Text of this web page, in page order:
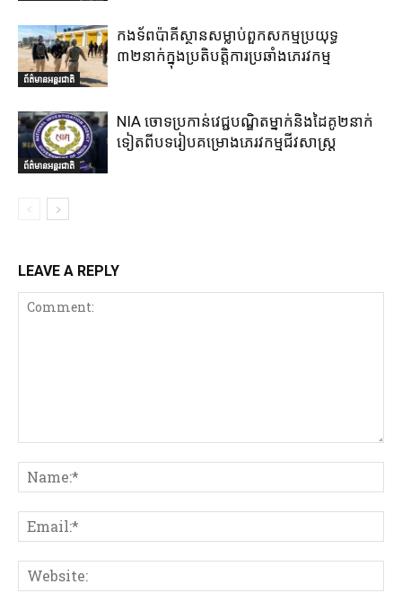
ព័ត៌មានអន្តរជាតិ
កងទ័ពប៉ាគីស្ថានសម្លាប់ពួកសកម្មប្រយុទ្ធ
៣២នាក់ក្នុងប្រតិបត្តិការប្រឆាំងភេរវកម្ម
ព័ត៌មានអន្តរជាតិ
NIA ចោទប្រកាន់វេជ្ជបណ្ឌិតម្នាក់និងដៃគូ២នាក់
ទៀតពីបទរៀបគម្រោងភេរវកម្មជីវសាស្ត្រ
LEAVE A REPLY